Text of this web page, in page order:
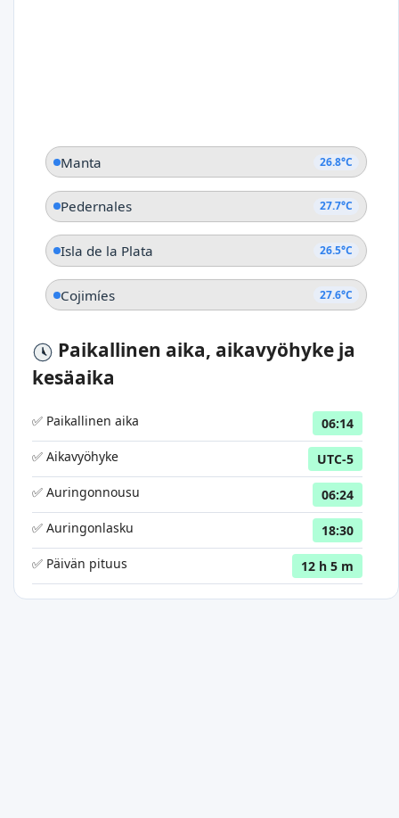
Manta 26.8°C
Pedernales 27.7°C
Isla de la Plata 26.5°C
Cojimíes 27.6°C
Paikallinen aika, aikavyöhyke ja
kesäaika
✅ Paikallinen aika
06:14
✅ Aikavyöhyke
UTC-5
✅ Auringonnousu
06:24
✅ Auringonlasku
18:30
✅ Päivän pituus
12 h 5 m